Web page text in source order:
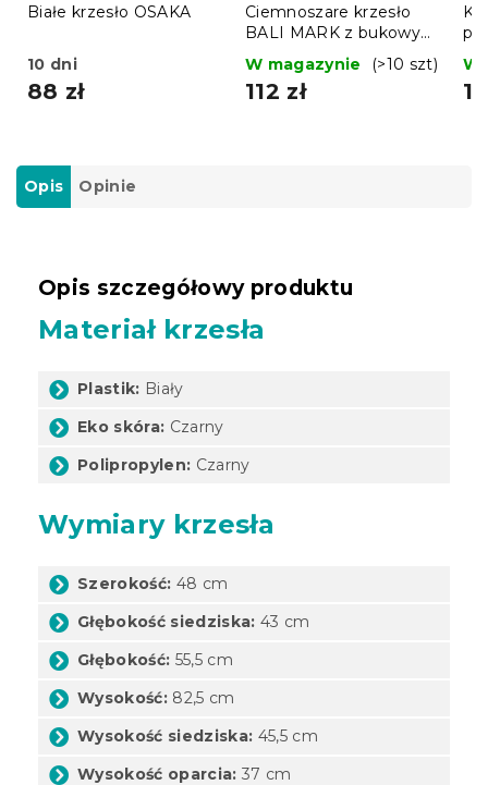
Białe krzesło OSAKA
10 dni
88 zł
Ciemnoszare krzesło
BALI MARK z bukowymi
W magazynie (>10 szt)
112 zł
W
Opis Opinie
Opis szczegółowy produktu
Materiał krzesła
Plastik: Biały
Eko skóra: Czarny
Polipropylen: Czarny
Wymiary krzesła
Szerokość: 48 cm
Głębokość siedziska: 43 cm
Głębokość: 55,5 cm
Wysokość: 82,5 cm
Wysokość siedziska: 45,5 cm
Wysokość oparcia: 37 cm